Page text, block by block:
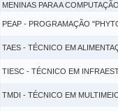
MENINAS PARA A COMPUTAÇÃO
PEAP - PROGRAMAÇÃO
TAES - TÉCNICO EM
TIESC - TÉCNICO EM
TMDI - TÉCNICO EM